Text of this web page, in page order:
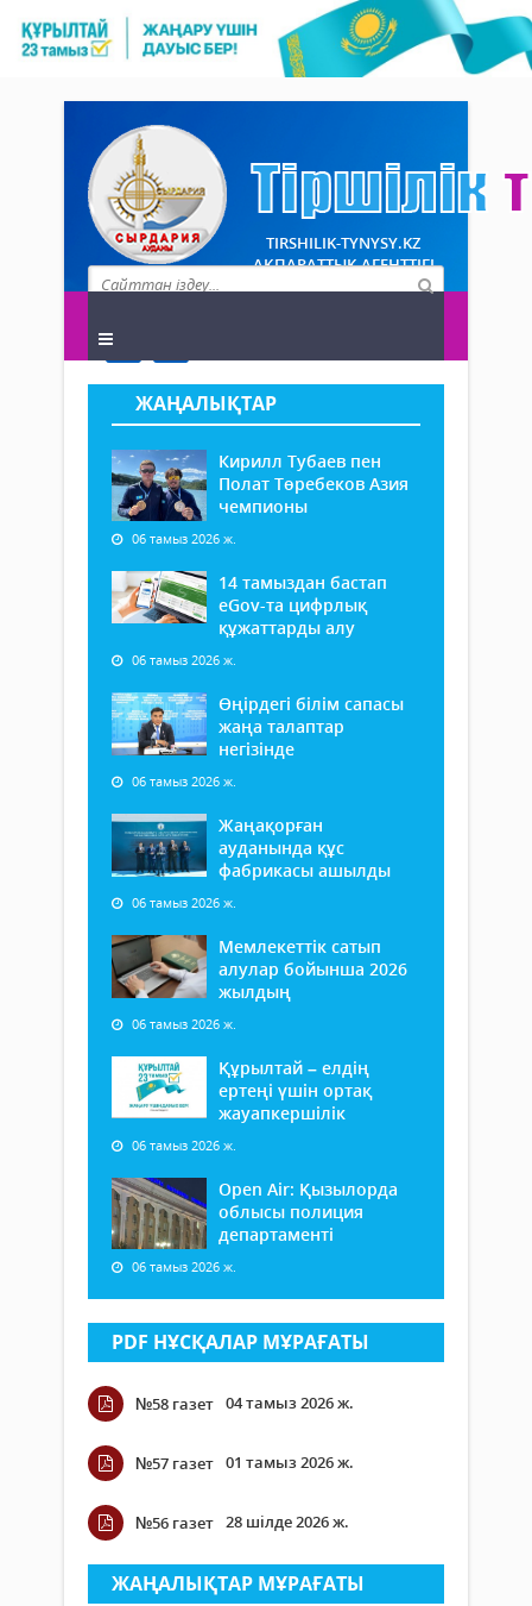
TIRSHILIK-TYNYSY.KZ
АҚПАРАТТЫҚ АГЕНТТІГІ
ЖАҢАЛЫҚТАР
Кирилл Тубаев пен
Полат Төребеков Азия
чемпионы
06 тамыз 2026 ж.
14 тамыздан бастап
еGov-та цифрлық
құжаттарды алу
06 тамыз 2026 ж.
Өңірдегі білім сапасы
жаңа талаптар
негізінде
06 тамыз 2026 ж.
Жаңақорған
ауданында құс
фабрикасы ашылды
06 тамыз 2026 ж.
Мемлекеттік сатып
алулар бойынша 2026
жылдың
06 тамыз 2026 ж.
Құрылтай – елдің
ертеңі үшін ортақ
жауапкершілік
06 тамыз 2026 ж.
Open Air: Қызылорда
облысы полиция
департаменті
06 тамыз 2026 ж.
PDF НҰСҚАЛАР МҰРАҒАТЫ
№58 газет 04 тамыз 2026 ж.
№57 газет 01 тамыз 2026 ж.
№56 газет 28 шілде 2026 ж.
ЖАҢАЛЫҚТАР МҰРАҒАТЫ